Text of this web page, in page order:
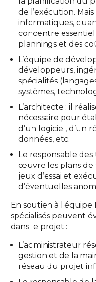
de l’exécution.
informatiques,
concentre
plannings et des
L’équipe de
développeurs,
spécialités
systèmes,
L’architecte : il
nécessaire pour
d’un logiciel, d’un
données, etc.
Le responsable
œuvre les plans de
jeux d’essai et
d’éventuelles
En soutien à l’équipe
spécialisés peuvent
dans le projet :
L’administrateur
gestion et de la
réseau du projet